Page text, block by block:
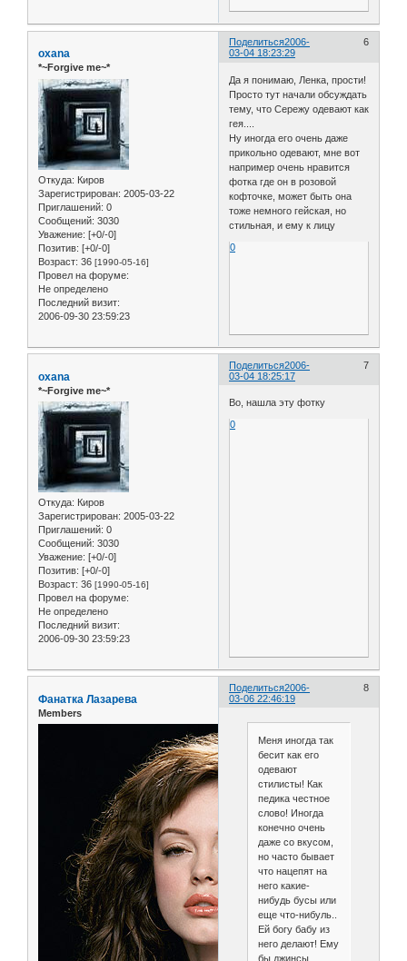
Поделиться 6
2006-
03-04 18:23:29
oxana
*~Forgive me~*
Откуда: Киров
Зарегистрирован: 2005-03-22
Приглашений: 0
Сообщений: 3030
Уважение: [+0/-0]
Позитив: [+0/-0]
Возраст: 36 [1990-05-16]
Провел на форуме:
Не определено
Последний визит:
2006-09-30 23:59:23
Да я понимаю, Ленка, прости!
Просто тут начали обсуждать
тему, что Сережу одевают как
гея....
Ну иногда его очень даже
прикольно одевают, мне вот
например очень нравится
фотка где он в розовой
кофточке, может быть она
тоже немного гейская, но
стильная, и ему к лицу
0
Поделиться 7
2006-
03-04 18:25:17
oxana
*~Forgive me~*
Откуда: Киров
Зарегистрирован: 2005-03-22
Приглашений: 0
Сообщений: 3030
Уважение: [+0/-0]
Позитив: [+0/-0]
Возраст: 36 [1990-05-16]
Провел на форуме:
Не определено
Последний визит:
2006-09-30 23:59:23
Во, нашла эту фотку
0
Поделиться 8
2006-
03-06 22:46:19
Фанатка Лазарева
Members
Меня иногда так
бесит как его
одевают
стилисты! Как
педика честное
слово! Иногда
конечно очень
даже со вкусом,
но часто бывает
что нацепят на
него какие-
нибудь бусы или
еще что-нибуль..
Ей богу бабу из
него делают! Ему
бы джинсы